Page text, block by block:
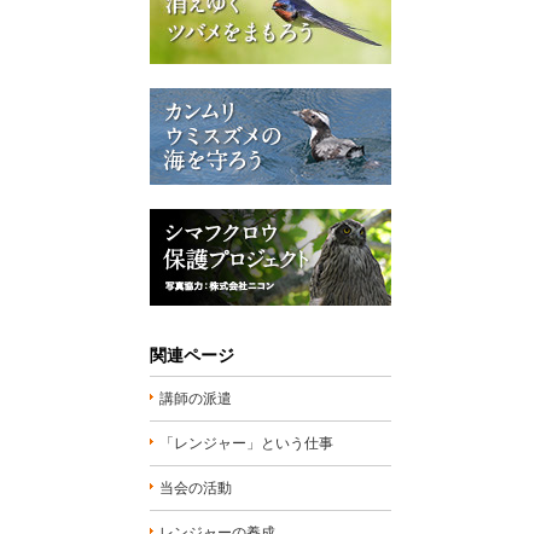
関連ページ
講師の派遣
「レンジャー」という仕事
当会の活動